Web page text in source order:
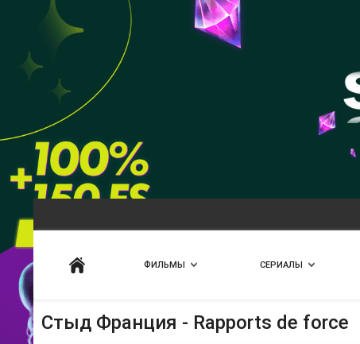
ФИЛЬМЫ СЕРИАЛЫ
Стыд Франция - Rapports de force